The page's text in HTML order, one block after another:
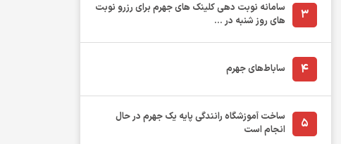
3
سامانه نوبت دهی کلینک های جهرم برای رزرو نوبت
های روز شنبه در ...
4 ساباط‌های جهرم
5
ساخت آموزشگاه رانندگی پایه یک جهرم در حال
انجام است